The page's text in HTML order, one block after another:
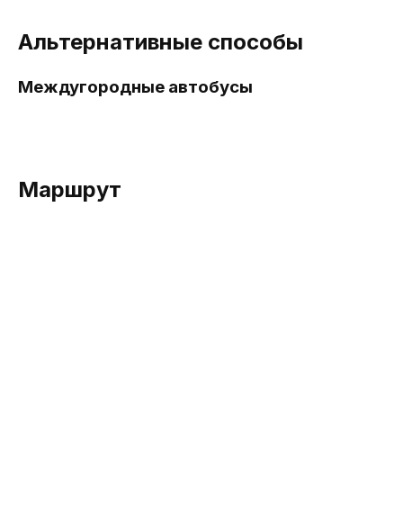
Альтернативные способы
Междугородные автобусы
Маршрут